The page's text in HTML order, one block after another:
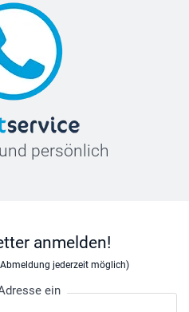
persönlich
anmelden!
jederzeit möglich)
ein